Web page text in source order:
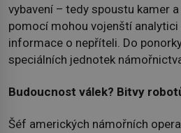
vybavení – tedy spoustu kamer
pomocí mohou vojenští
informace o nepříteli. Do
speciálních jednotek
Budoucnost válek? Bitvy
Šéf amerických námořních